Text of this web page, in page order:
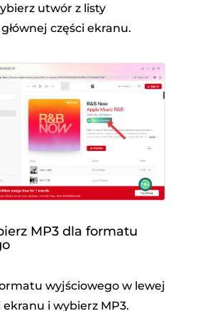
utwór z listy
części ekranu.
MP3 dla formatu
wyjściowego w lewej
i wybierz MP3.